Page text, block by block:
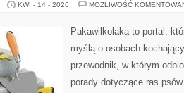
KWI - 14 - 2026 MOŻLIWOŚĆ
Pakawilkolaka to portal,
myślą o osobach
przewodnik, w którym
porady dotyczące ras